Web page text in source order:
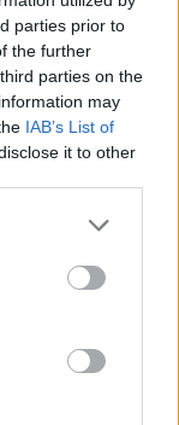
parties prior to
the further
parties on the
may
IAB’s List of
it to other
másodfokúra